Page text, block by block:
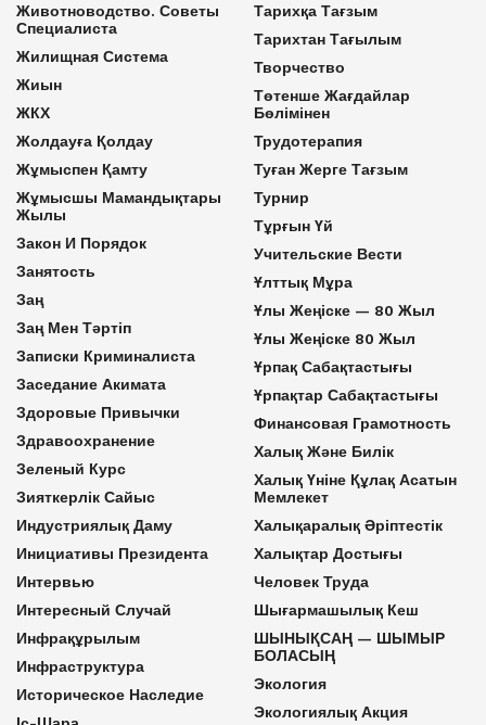
Животноводство. Советы
Специалиста
Жилищная Система
Жиын
ЖКХ
Жолдауға Қолдау
Жұмыспен Қамту
Жұмысшы Мамандықтары
Жылы
Закон И Порядок
Занятость
Заң
Заң Мен Тәртіп
Записки Криминалиста
Заседание Акимата
Здоровые Привычки
Здравоохранение
Зеленый Курс
Зияткерлік Сайыс
Индустриялық Даму
Инициативы Президента
Интервью
Интересный Случай
Инфрақұрылым
Инфраструктура
Историческое Наследие
Тарихқа Тағзым
Тарихтан Тағылым
Творчество
Төтенше Жағдайлар
Бөлімінен
Трудотерапия
Туған Жерге Тағзым
Турнир
Тұрғын Үй
Учительские Вести
Ұлттық Мұра
Ұлы Жеңіске — 80 Жыл
Ұлы Жеңіске 80 Жыл
Ұрпақ Сабақтастығы
Ұрпақтар Сабақтастығы
Финансовая Грамотность
Халық Және Билік
Халық Үніне Құлақ Асатын
Мемлекет
Халықаралық Әріптестік
Халықтар Достығы
Человек Труда
Шығармашылық Кеш
ШЫНЫҚСАҢ — ШЫМЫР
БОЛАСЫҢ
Экология
Экологиялық Акция